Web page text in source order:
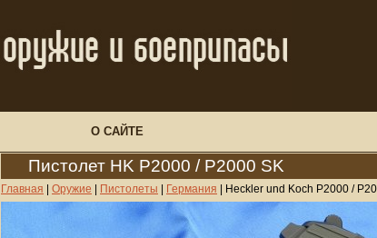
О САЙТЕ
Пистолет HK P2000 / P2000 SK
Главная Оружие Пистолеты Германия Heckler und Koch P2000 /